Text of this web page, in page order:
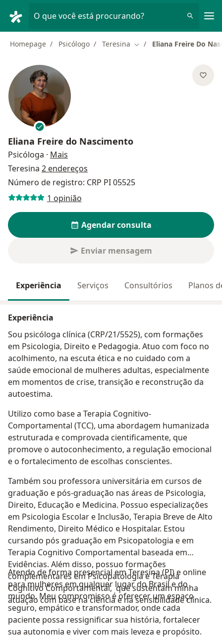
O que você está procurando?
Homepage Psicólogo Teresina Mudar de cidade
Eliana Freire Do
Eliana Freire do Nascimento
Psicóloga · Mais
Teresina 2 endereços
Número de registro: CRP PI 05525
1 opinião
Agendar consulta
Enviar mensagem
Experiência Serviços Consultórios Planos
Experiência
Sou psicóloga clínica (CRP/21/5525), com formações
em Psicologia, Direito e Pedagogia. Atuo com foco no
acolhimento, na escuta ética e no cuidado com a
saúde emocional de mulheres adultas, especialmente
em momentos de crise, transição e reconstrução da
autoestima.
Utilizo como base a Terapia Cognitivo-
Comportamental (TCC), uma abordagem humanizada
estruturada e comprovada cientificamente, que
promove o autoconhecimento, a regulação emocional
e o fortalecimento de escolhas conscientes.
Também sou professora universitária em cursos de
graduação e pós-graduação nas áreas de Psicologia,
Direito, Educação e Medicina. Possuo especializações
em Psicologia Escolar e Inclusão, Terapia Breve de Alto
Rendimento, Direito Médico e Hospitalar. Estou
cursando pós graduação em Psicopatologia e em
Terapia Cognitivo Comportamental baseada em
Evidências. Além disso, possuo formações
complementares em Psicopatologia e Terapia
Cognitivo Comportamental, que sustentam minha
atuação com base na ciência e na sensibilidade clínica.
Atendo de forma presencial em Teresina (PI) e online
para mulheres em qualquer lugar do Brasil e do
mundo. Meu compromisso é oferecer um espaço
seguro, empático e transformador, onde cada
paciente possa ressignificar sua história, fortalecer
sua autonomia e viver com mais leveza e propósito.